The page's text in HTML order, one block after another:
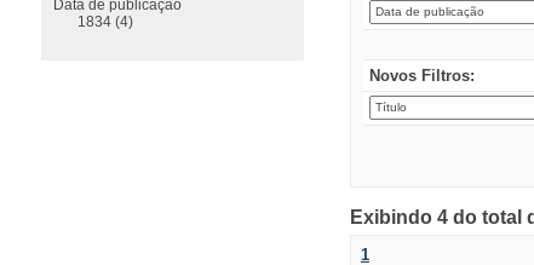
Novos Filtros:
Exibindo 4 do total
1
Data de publicação
1834 (4)